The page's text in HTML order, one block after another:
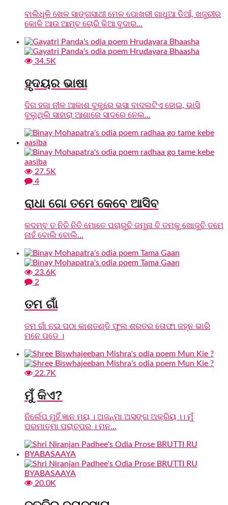
ବାଲିଧୂଳି ଖେଳ ସାଙ୍ଗସାଥୀ ମେଳ ପୋଖରୀ ଗାଧୁଆ ଡିଆଁ, ଖଜୁରୀର
କୋଳି ଆଉ ଆମ୍ବ ଚୋରି କିଆ ବୁଦାର...
34.5K
ହୃଦୟର ଭାଷା
ଦିଗ ହଜା ନୀଳ ଆକାଶ ବୁକୁରେ ଭସା ବାଦଲଟିଏ ହୋଇ, ଭାସି
ବୁଲୁଥିଲି ସାହାରା ଆଶାରେ ସାଦରେ ନେଲ...
27.5K
4
ରାଧା ଗୋ ତମେ କେବେ ଆସିବ
କଦମ୍ବ ତ ନିତି ନିତି ମୋତେ ପଚାରୁଚି ଜମୁନା ବି ତମକୁ ଖୋଜୁଚି ତମେ
ନାହଁ ବୋଲି ବୋଲି...
23.6K
2
ତମ ଗାଁ
ତମ ଗାଁ ନଇ ପଠା କାଶତଣ୍ଡି ଫୁଲ ଶରତର ତୋଫା ଜହ୍ନ ଭାରି
ମନେ ପଡେ ।
22.7K
ମୁଁ କିଏ?
ନିର୍ଲେପ ମୁହିଁ ଜ୍ଞାନ ମୟ । ଅଜନ୍ମା ଅସଙ୍ଗ ଅକ୍ରିୟ ।। ମୁଁ
ପରମାତ୍ମା ପରାତ୍ପର । ମନ...
20.0K